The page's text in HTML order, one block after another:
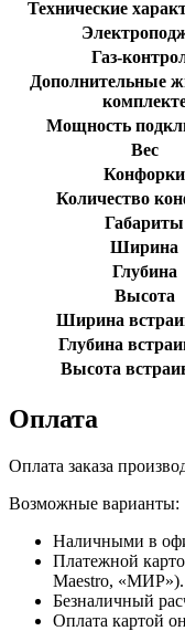
Технические
Газ-
Дополнительные
Мощность
Вес
Конфорки
Количество
Габариты
Ширина
Глубина
Высота
Ширина
Глубина
Высота
Оплата
Оплата заказа
Возможные варианты:
Наличными в
Платежной
Maestro, «МИР»).
Безналичный
Оплата картой